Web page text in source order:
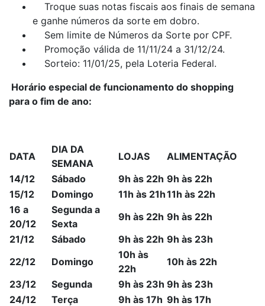
Troque suas notas fiscais aos finais de semana
e ganhe números da sorte em dobro.
Sem limite de Números da Sorte por CPF.
Promoção válida de 11/11/24 a 31/12/24.
Sorteio: 11/01/25, pela Loteria Federal.
Horário especial de funcionamento do shopping
para o fim de ano:
DATA
DIA DA
SEMANA
LOJAS
ALIMENTAÇÃO
14/12
Sábado 9h às 22h 9h às 22h
15/12
Domingo 11h às 21h11h às 22h
16 a
20/12
Segunda a
Sexta
9h às 22h 9h às 22h
21/12
Sábado 9h às 22h 9h às 23h
22/12
Domingo
10h às
22h
10h às 22h
23/12
Segunda 9h às 23h 9h às 23h
24/12
Terça 9h às 17h 9h às 17h